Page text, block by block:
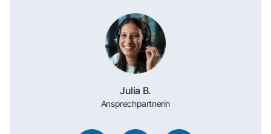
Julia B.
Ansprechpartnerin